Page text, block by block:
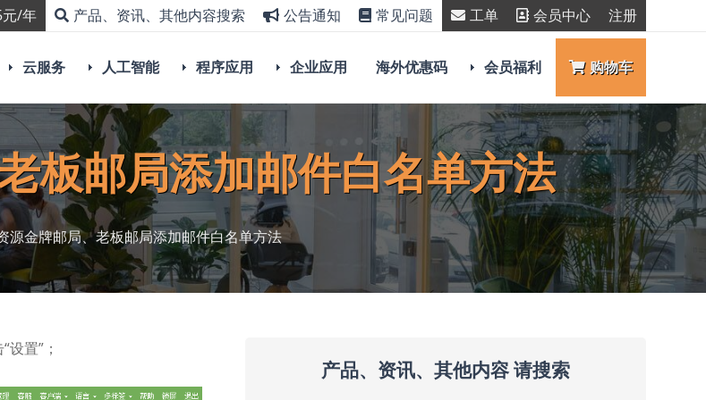
/年 产品、资讯、其他内容搜索 公告通知 常见问题 工单 会员中心 注册
云服务 人工智能 程序应用 企业应用 海外优惠码 会员福利 购物车
板邮局添加邮件白名单方法
源金牌邮局、老板邮局添加邮件白名单方法
置”；
产品、资讯、其他内容 请搜索